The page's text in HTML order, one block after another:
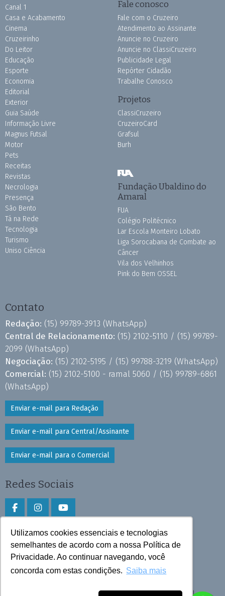
Utilizamos cookies essenciais e tecnologias
semelhantes de acordo com a nossa Política de
Privacidade. Ao continuar navegando, você
concorda com estas condições. Saiba mais
Canal 1
Casa e Acabamento
Cinema
Cruzeirinho
Do Leitor
Educação
Esporte
Economia
Editorial
Exterior
Guia Saúde
Informação Livre
Magnus Futsal
Motor
Pets
Receitas
Revistas
Necrologia
Presença
São Bento
Tá na Rede
Tecnologia
Turismo
Uniso Ciência
Fale conosco
Fale com o Cruzeiro
Atendimento ao Assinante
Anuncie no Cruzeiro
Anuncie no ClassiCruzeiro
Publicidade Legal
Repórter Cidadão
Trabalhe Conosco
Projetos
ClassiCruzeiro
CruzeiroCard
Grafsul
Burh
Fundação Ubaldino do
Amaral
FUA
Colégio Politécnico
Lar Escola Monteiro Lobato
Liga Sorocabana de Combate ao
Câncer
Vila dos Velhinhos
Pink do Bem OSSEL
Contato
Redação: (15) 99789-3913 (WhatsApp)
Central de Relacionamento: (15) 2102-5110 / (15) 99789-
2099 (WhatsApp)
Negociação: (15) 2102-5195 / (15) 99788-3219 (WhatsApp)
Comercial: (15) 2102-5100 - ramal 5060 / (15) 99789-6861
(WhatsApp)
Enviar e-mail para Redação
Enviar e-mail para Central/Assinante
Enviar e-mail para o Comercial
Redes Sociais
Faça download do aplicativo
Play Store e App Store
Todos os direitos reservados © 2026 Cruzeiro do Sul